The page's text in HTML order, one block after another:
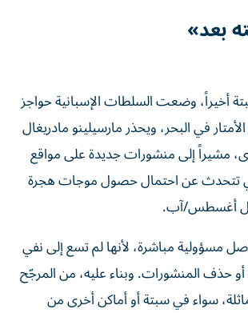
بعد»
أخيراً، وضعت السلطات الإسبانية حواجز
في البحر، ويحذر مارسيلينو مادريغال
مشيراً إلى منشورات جديدة على مواقع
تتحدث عن احتمال حصول موجات هجرة
أغسطس/آب.
مسؤولية مباشرة، لأنها لم تسع إلى نفي
أو حذف المنشورات. وبناء عليه، من المرجّح
سواء في سبتة أو أماكن أخرى من